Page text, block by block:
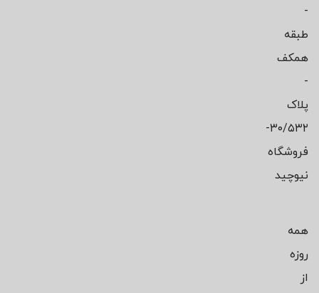
-
طبقه
همکف
-
پلاک
۳۰/۵۳۲-
فروشگاه
نیوچید
همه
روزه
از